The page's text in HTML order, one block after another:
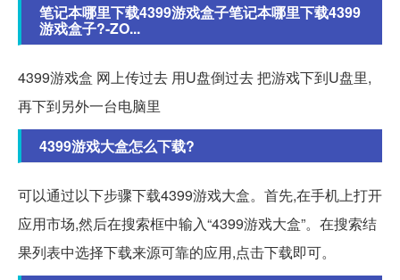
笔记本哪里下载4399游戏盒子笔记本哪里下载4399
游戏盒子?-ZO...
4399游戏盒 网上传过去 用U盘倒过去 把游戏下到U盘里,
再下到另外一台电脑里
4399游戏大盒怎么下载?
可以通过以下步骤下载4399游戏大盒。首先,在手机上打开
应用市场,然后在搜索框中输入“4399游戏大盒”。在搜索结
果列表中选择下载来源可靠的应用,点击下载即可。